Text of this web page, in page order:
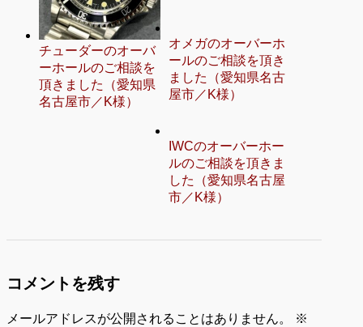
チューダーのオーバ
ーホールのご相談を
頂きました（愛知県
名古屋市／K様）
オメガのオーバーホ
ールのご相談を頂き
ました（愛知県名古
屋市／K様）
IWCのオーバーホー
ルのご相談を頂きま
した（愛知県名古屋
市／K様）
コメントを残す
メールアドレスが公開されることはありません。
※